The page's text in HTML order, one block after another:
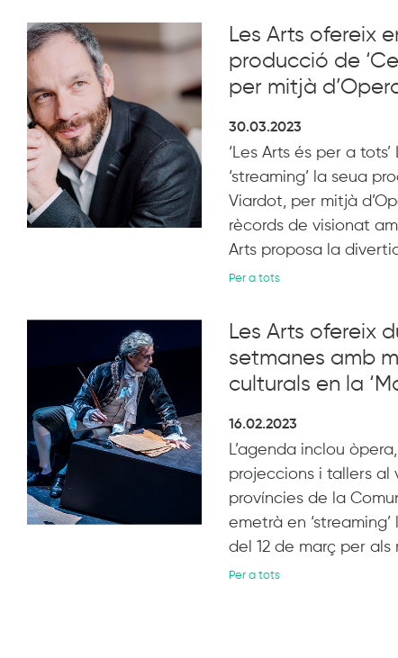
Les Arts ofereix
producció de
per mitjà
30.03.2023
‘Les Arts és per a
‘streaming’ la seua
Viardot, per mitjà
rècords de visionat
Arts proposa la
Per a tots
Les Arts ofereix
setmanes amb
culturals en la
16.02.2023
L’agenda inclou
projeccions i tallers al
províncies de la
emetrà en
del 12 de març per als
Per a tots